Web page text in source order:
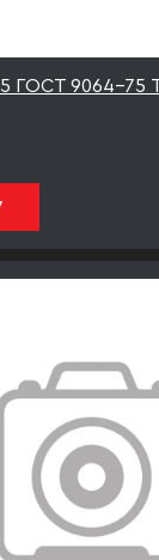
ГОСТ 9064-75